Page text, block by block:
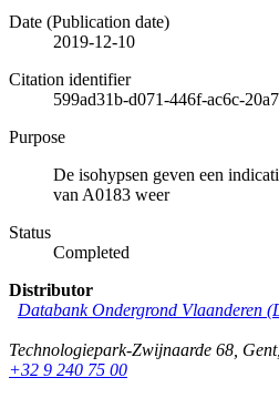
Date (Publication date)
2019-12-10
Citation identifier
599ad31b-d071-446f-ac6c-
Purpose
De isohypsen geven een
van A0183 weer
Status
Completed
Distributor
Databank Ondergrond Vlaanderen
Technologiepark-Zwijnaarde 68 Gent,
+32 9 240 75 00